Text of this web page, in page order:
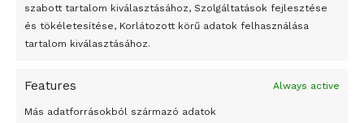
szabott tartalom kiválasztásához, Szolgáltatások fejlesztése
és tökéletesítése, Korlátozott körű adatok felhasználása
tartalom kiválasztásához.
Features Always active
Más adatforrásokból származó adatok
felhasználhatóvá válnak
Peking – A visegrádi országok zsidó kulturális örökségét
bemutató fotókiállítás nyílt